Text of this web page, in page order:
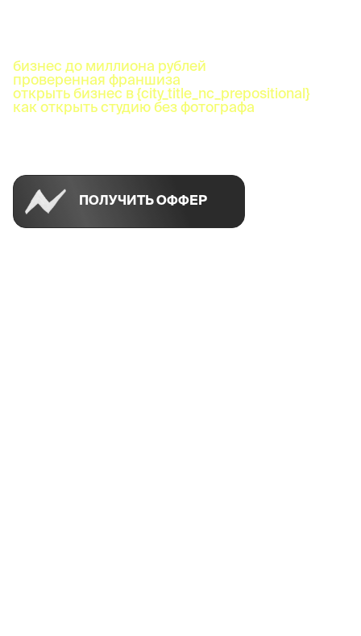
бизнес до миллиона рублей
проверенная франшиза
открыть бизнес в {city_title_nc_prepositional}
как открыть студию без фотографа
ПОЛУЧИТЬ ОФФЕР